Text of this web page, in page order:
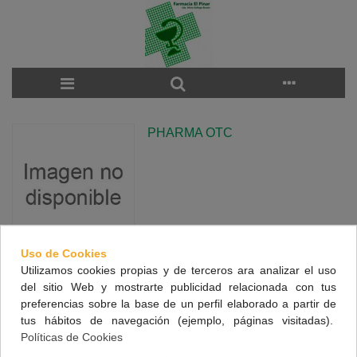
PHARMA OTC
There are no products on the category.
NUESTRA FARMACIA
Uso de Cookies
Utilizamos cookies propias y de terceros ara analizar el uso
del sitio Web y mostrarte publicidad relacionada con tus
preferencias sobre la base de un perfil elaborado a partir de
tus hábitos de navegación (ejemplo, páginas visitadas).
Políticas de Cookies